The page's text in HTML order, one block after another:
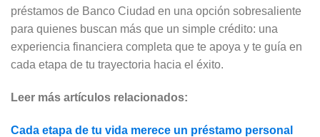
préstamos de Banco Ciudad en una opción sobresaliente
para quienes buscan más que un simple crédito: una
experiencia financiera completa que te apoya y te guía en
cada etapa de tu trayectoria hacia el éxito.
Leer más artículos relacionados:
Cada etapa de tu vida merece un préstamo personal